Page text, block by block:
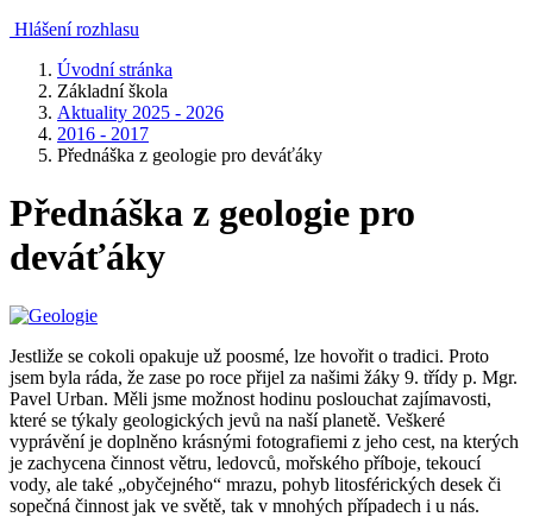
Hlášení rozhlasu
Úvodní stránka
Základní škola
Aktuality 2025 - 2026
2016 - 2017
Přednáška z geologie pro deváťáky
Přednáška z geologie pro
deváťáky
Jestliže se cokoli opakuje už poosmé, lze hovořit o tradici. Proto
jsem byla ráda, že zase po roce přijel za našimi žáky 9. třídy p. Mgr.
Pavel Urban. Měli jsme možnost hodinu poslouchat zajímavosti,
které se týkaly geologických jevů na naší planetě. Veškeré
vyprávění je doplněno krásnými fotografiemi z jeho cest, na kterých
je zachycena činnost větru, ledovců, mořského příboje, tekoucí
vody, ale také „obyčejného“ mrazu, pohyb litosférických desek či
sopečná činnost jak ve světě, tak v mnohých případech i u nás.